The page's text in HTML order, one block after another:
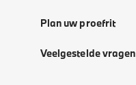
Plan uw proefrit
Veelgestelde vragen